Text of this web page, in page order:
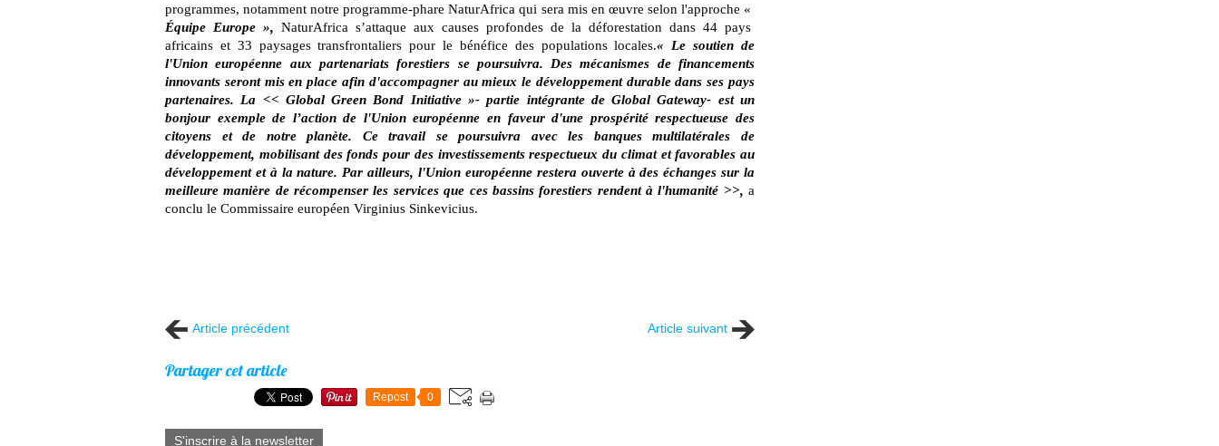
programmes, notamment notre programme-phare NaturAfrica qui sera mis en œuvre selon l'approche «
Équipe Europe », NaturAfrica s’attaque aux causes profondes de la déforestation dans 44 pays
africains et 33 paysages transfrontaliers pour le bénéfice des populations locales.« Le soutien de
l'Union européenne aux partenariats forestiers se poursuivra. Des mécanismes de financements
innovants seront mis en place afin d'accompagner au mieux le développement durable dans ses pays
partenaires. La << Global Green Bond Initiative »- partie intégrante de Global Gateway- est un
bonjour exemple de l’action de l'Union européenne en faveur d'une prospérité respectueuse des
citoyens et de notre planète. Ce travail se poursuivra avec les banques multilatérales de
développement, mobilisant des fonds pour des investissements respectueux du climat et favorables au
développement et à la nature. Par ailleurs, l'Union européenne restera ouverte à des échanges sur la
meilleure manière de récompenser les services que ces bassins forestiers rendent à l'humanité >>, a
conclu le Commissaire européen Virginius Sinkevicius.
Article précédent Article suivant
Partager cet article
Repost 0
S'inscrire à la newsletter